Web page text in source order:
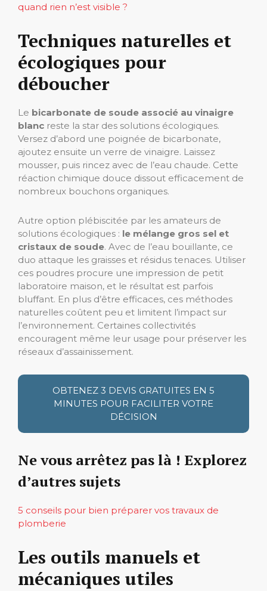
quand rien n’est visible ?
Techniques naturelles et
écologiques pour
déboucher
Le bicarbonate de soude associé au vinaigre
blanc reste la star des solutions écologiques.
Versez d’abord une poignée de bicarbonate,
ajoutez ensuite un verre de vinaigre. Laissez
mousser, puis rincez avec de l’eau chaude. Cette
réaction chimique douce dissout efficacement de
nombreux bouchons organiques.
Autre option plébiscitée par les amateurs de
solutions écologiques : le mélange gros sel et
cristaux de soude. Avec de l’eau bouillante, ce
duo attaque les graisses et résidus tenaces. Utiliser
ces poudres procure une impression de petit
laboratoire maison, et le résultat est parfois
bluffant. En plus d’être efficaces, ces méthodes
naturelles coûtent peu et limitent l’impact sur
l’environnement. Certaines collectivités
encouragent même leur usage pour préserver les
réseaux d’assainissement.
OBTENEZ 3 DEVIS GRATUITES EN 5
MINUTES POUR FACILITER VOTRE
DÉCISION
Ne vous arrêtez pas là ! Explorez
d’autres sujets
5 conseils pour bien préparer vos travaux de
plomberie
Les outils manuels et
mécaniques utiles